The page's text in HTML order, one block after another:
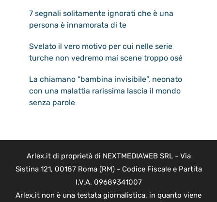
7 segnali solitamente ignorati che è una
persona è innamorata di te
Svelato il vero motivo per cui nelle serie
turche non vedremo mai scene troppo osé
La chiamano “bambina invisibile”, neonato
con una malattia rarissima lascia il mondo
senza parole
Arlex.it di proprietà di NEXTMEDIAWEB SRL - Via
Sistina 121, 00187 Roma (RM) - Codice Fiscale e Partita
I.V.A. 09689341007
Arlex.it non è una testata giornalistica, in quanto viene